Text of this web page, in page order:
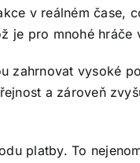
v reálném čase,
je pro mnohé hráče
zahrnovat vysoké
a zároveň
platby. To